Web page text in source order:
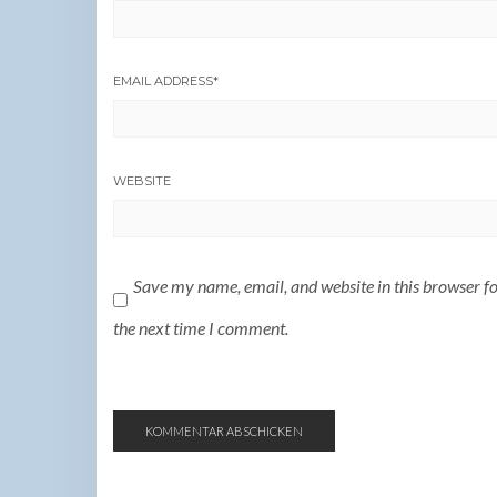
EMAIL ADDRESS*
WEBSITE
Save my name, email, and website in this browser
the next time I comment.